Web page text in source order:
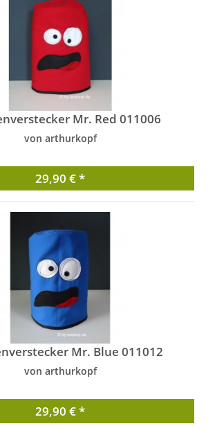
Mr. Red 011006
von arthurkopf
29,90 € *
Mr. Blue 011012
von arthurkopf
29,90 € *